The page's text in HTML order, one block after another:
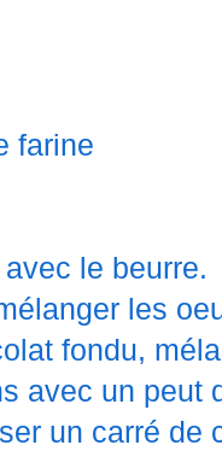
farine
le beurre.
les
fondu,
avec un peut
un carré de